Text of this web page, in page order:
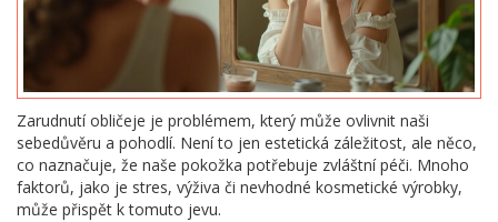
Zarudnutí obličeje je problémem, který může ovlivnit naši
sebedůvěru a pohodlí. Není to jen estetická záležitost, ale něco,
co naznačuje, že naše pokožka potřebuje zvláštní péči. Mnoho
faktorů, jako je stres, výživa či nevhodné kosmetické výrobky,
může přispět k tomuto jevu.